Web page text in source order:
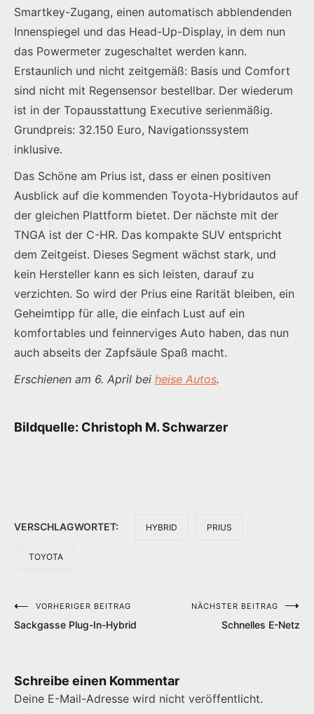
Smartkey-Zugang, einen automatisch abblendenden
Innenspiegel und das Head-Up-Display, in dem nun
das Powermeter zugeschaltet werden kann.
Erstaunlich und nicht zeitgemäß: Basis und Comfort
sind nicht mit Regensensor bestellbar. Der wiederum
ist in der Topausstattung Executive serienmäßig.
Grundpreis: 32.150 Euro, Navigationssystem
inklusive.
Das Schöne am Prius ist, dass er einen positiven
Ausblick auf die kommenden Toyota-Hybridautos auf
der gleichen Plattform bietet. Der nächste mit der
TNGA ist der C-HR. Das kompakte SUV entspricht
dem Zeitgeist. Dieses Segment wächst stark, und
kein Hersteller kann es sich leisten, darauf zu
verzichten. So wird der Prius eine Rarität bleiben, ein
Geheimtipp für alle, die einfach Lust auf ein
komfortables und feinnerviges Auto haben, das nun
auch abseits der Zapfsäule Spaß macht.
Erschienen am 6. April bei heise Autos.
Bildquelle: Christoph M. Schwarzer
VERSCHLAGWORTET: HYBRID PRIUS
TOYOTA
Beitragsnavigation
VORHERIGER BEITRAG
Sackgasse Plug-In-Hybrid
NÄCHSTER BEITRAG
Schnelles E-Netz
Schreibe einen Kommentar
Deine E-Mail-Adresse wird nicht veröffentlicht.